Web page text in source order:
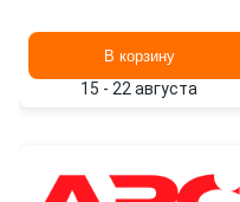
В корзину
15 - 22 августа